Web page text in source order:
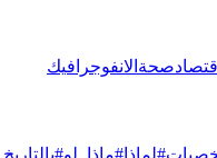
اقتصادصحة الانفوجرافيك
#لماذا #ماذا_لو#بالتاريخ